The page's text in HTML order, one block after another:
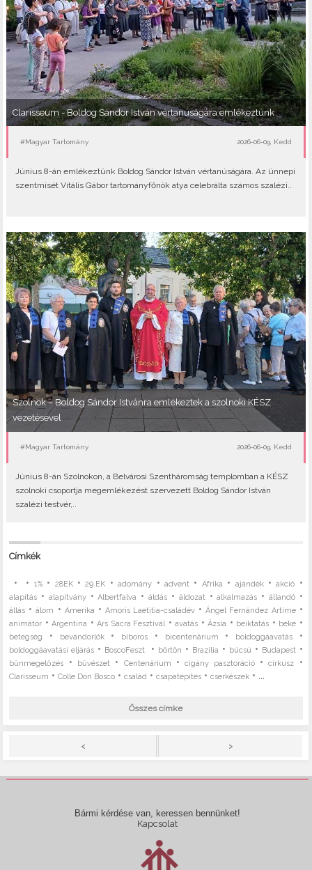
Clarisseum - Boldog Sándor István vértanúságára emlékeztünk
#Magyar Tartomány 2026-06-09, Kedd
Június 8-án emlékeztünk Boldog Sándor István vértanúságára. Az ünnepi
szentmisét Vitális Gábor tartományfőnök atya celebrálta számos szalézi..
Szolnok – Boldog Sándor Istvánra emlékeztek a szolnoki KÉSZ
vezetésével
#Magyar Tartomány 2026-06-09, Kedd
Június 8-án Szolnokon, a Belvárosi Szentháromság templomban a KÉSZ
szolnoki csoportja megemlékezést szervezett Boldog Sándor István
szalézi testvér,..
Címkék
• • 1%• 28EK•29.EK •adomány •advent • Afrika • ajándék•akció •
alapítás • alapítvány•Albertfalva •áldás • áldozat •alkalmazás • állandó•
állás •álom • Amerika • Amoris Laetitia-családév •Ángel Fernández Artime•
animátor •Argentína •Ars Sacra Fesztivál •avatás •Ázsia • beiktatás • béke •
betegség • bevándorlók• bíboros • bicentenárium • boldoggáavatás•
boldoggáavatási eljárás • BoscoFeszt • börtön • Brazília • búcsú • Budapest •
bűnmegelőzés • bűvészet • Centenárium •cigány pasztoráció•cirkusz •
Clarisseum •Colle Don Bosco •család •csapatépítés •cserkészek • ...
Összes címke
< >
Bármi kérdése van, keressen bennünket!
Kapcsolat